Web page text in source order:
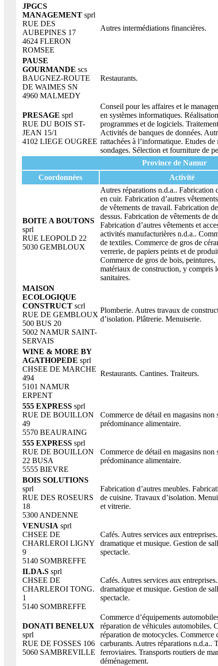
JPGCS
MANAGEMENT sprl
RUE DES
AUBEPINES 17
4624 FLERON
ROMSEE
Autres intermédiations financières.
PAUSE
GOURMANDE scs
BAUGNEZ-ROUTE
DE WAIMES SN
4960 MALMEDY
Restaurants.
PRESAGE sprl
RUE DU BOIS ST-
JEAN 15/1
4102 LIEGE OUGREE
Conseil pour les affaires et le
en systèmes informatiques.
programmes et de logiciels.
Activités de banques de données.
rattachées à l’informatique. Etudes de
sondages. Sélection et fourniture de
Province de Namur
Coordonnées
Activité
BOITE A BOUTONS
sprl
RUE LEOPOLD 22
5030 GEMBLOUX
Autres réparations n.d.a.. Fabrication
en cuir. Fabrication d’autres
de vêtements de travail. Fabrication
dessus. Fabrication de vêtements de
Fabrication d’autres vêtements et
activités manufacturières n.d.a..
de textiles. Commerce de gros de
verrerie, de papiers peints et de
Commerce de gros de bois, peintures,
matériaux de construction, y compris
sanitaires.
MAISON
ECOLOGIQUE
CONSTRUCT scrl
RUE DE GEMBLOUX
500 BUS 20
5002 NAMUR SAINT-
SERVAIS
Plomberie. Autres travaux de
d’isolation. Plâtrerie. Menuiserie.
WINE & MORE BY
AGATHOPEDE sprl
CHSEE DE MARCHE
494
5101 NAMUR
ERPENT
Restaurants. Cantines. Traiteurs.
555 EXPRESS sprl
RUE DE BOUILLON
49
5570 BEAURAING
Commerce de détail en magasins non
prédominance alimentaire.
555 EXPRESS sprl
RUE DE BOUILLON
22 BUSA
5555 BIEVRE
Commerce de détail en magasins non
prédominance alimentaire.
BOIS SOLUTIONS
sprl
RUE DES ROSEURS
18
5300 ANDENNE
Fabrication d’autres meubles.
de cuisine. Travaux d’isolation.
et vitrerie.
VENUSIA sprl
CHSEE DE
CHARLEROI LIGNY
9
5140 SOMBREFFE
Cafés. Autres services aux
dramatique et musique. Gestion de
spectacle.
ILDA.S sprl
CHSEE DE
CHARLEROI TONG.
1
5140 SOMBREFFE
Cafés. Autres services aux
dramatique et musique. Gestion de
spectacle.
DONATI BENELUX
sprl
RUE DE FOSSES 106
5060 SAMBREVILLE
Commerce d’équipements
réparation de véhicules automobiles.
réparation de motocycles. Commerce
carburants. Autres réparations n.d.a..
ferroviaires. Transports routiers de
déménagement.